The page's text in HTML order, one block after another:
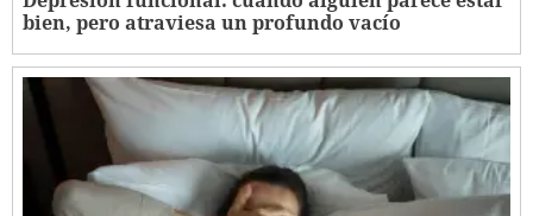
bien, pero atraviesa un profundo vacío